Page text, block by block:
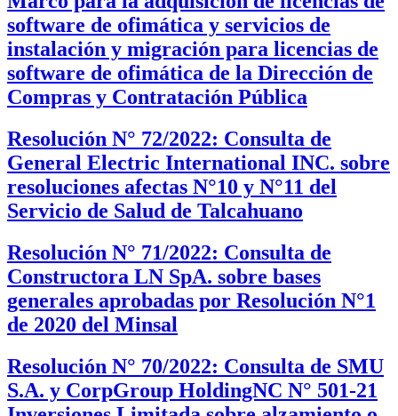
software de ofimática y servicios de
instalación y migración para licencias de
software de ofimática de la Dirección de
Compras y Contratación Pública
Resolución N° 72/2022: Consulta de
General Electric International INC. sobre
resoluciones afectas N°10 y N°11 del
Servicio de Salud de Talcahuano
Resolución N° 71/2022: Consulta de
Constructora LN SpA. sobre bases
generales aprobadas por Resolución N°1
de 2020 del Minsal
Resolución N° 70/2022: Consulta de SMU
S.A. y CorpGroup HoldingNC N° 501-21